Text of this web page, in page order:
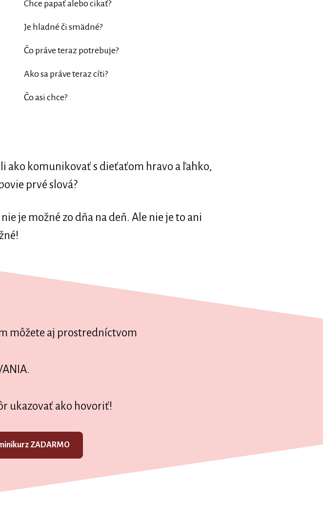
Chce papať alebo cikať?
Je hladné či smädné?
Čo práve teraz potrebuje?
Ako sa práve teraz cíti?
Čo asi chce?
ako komunikovať s dieťaťom hravo a ľahko,
prvé slová?
je možné zo dňa na deň. Ale nie je to ani
môžete aj prostredníctvom
ukazovať ako hovoriť!
ZADARMO